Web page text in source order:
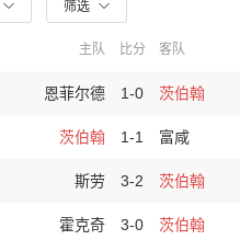
筛选
主队 比分 客队
恩菲尔德 1-0 茨伯翰
茨伯翰 1-1 富咸
斯劳 3-2 茨伯翰
霍克奇 3-0 茨伯翰